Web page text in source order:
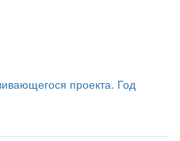
проекта. Год